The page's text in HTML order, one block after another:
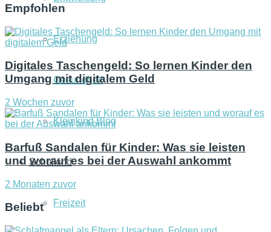
Erziehung
Gesundheit
Kleinkind Blog
Schulkind
Freizeit
Empfohlen
Digitales Taschengeld: So lernen Kinder den
Umgang mit digitalem Geld
2 Wochen zuvor
Barfuß Sandalen für Kinder: Was sie leisten
und worauf es bei der Auswahl ankommt
2 Monaten zuvor
Beliebt